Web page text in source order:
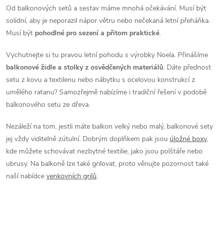
v
l
á
d
a
c
í
p
r
Od balkonových setů a sestav máme mnohá očekávání. Musí být
solidní, aby je neporazil nápor větru nebo nečekaná letní přeháňka.
Musí být pohodlné pro sezení a přitom praktické.
Vychutnejte si tu pravou letní pohodu s výrobky Noela. Přinášíme
balkonové židle a stolky z osvědčených materiálů. Dáte přednost
setu z kovu a textilenu nebo nábytku s ocelovou konstrukcí z
umělého ratanu? Samozřejmě nabízíme i tradiční řešení v podobě
balkonového setu ze dřeva.
Nezáleží na tom, jestli máte balkon velký nebo malý, balkonové sety
jej vždy viditelně zútulní. Dobrým doplňkem pak jsou úložné boxy,
kde můžete schovávat nezbytné textilie, jako jsou polštáře nebo
ubrusy. Na balkoně lze také grilovat, proto věnujte pozornost také
naší nabídce venkovních grilů.